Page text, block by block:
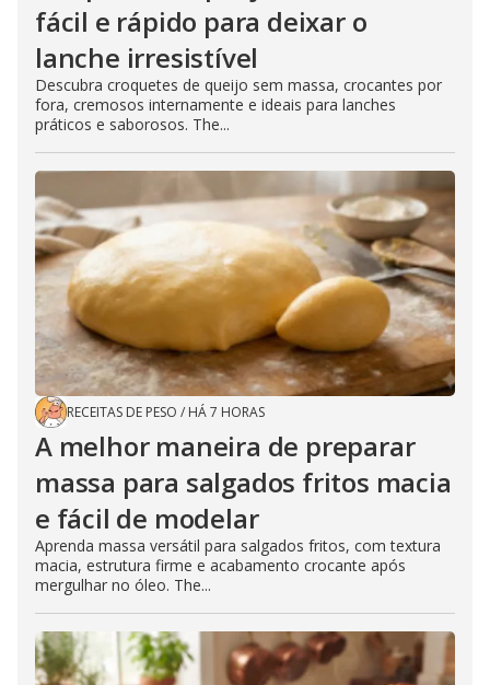
fácil e rápido para deixar o
lanche irresistível
Descubra croquetes de queijo sem massa, crocantes por
fora, cremosos internamente e ideais para lanches
práticos e saborosos. The...
RECEITAS DE PESO / HÁ 7 HORAS
A melhor maneira de preparar
massa para salgados fritos macia
e fácil de modelar
Aprenda massa versátil para salgados fritos, com textura
macia, estrutura firme e acabamento crocante após
mergulhar no óleo. The...